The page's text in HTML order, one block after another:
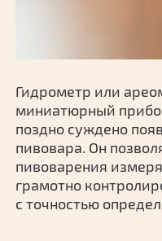
Гидрометр или
миниатюрный
поздно суждено
пивовара. Он
пивоварения
грамотно
с точностью